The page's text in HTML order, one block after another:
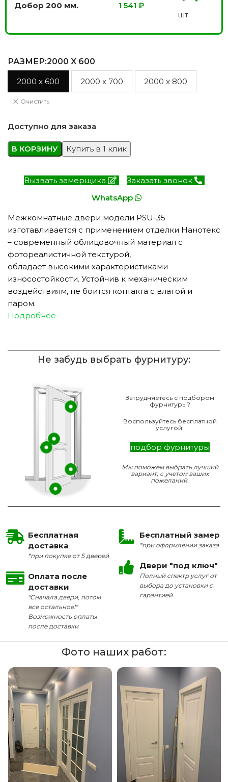
Добор 200 мм. 1 541 ₽
шт.
РАЗМЕР:2000 X 600
2000 x 600 2000 x 700 2000 x 800
Очистить
Доступно для заказа
В КОРЗИНУ Купить в 1 клик
Вызвать замерщика
Заказать звонок
WhatsApp
Межкомнатные двери модели PSU-35
изготавливается с применением отделки Нанотекс
– современный облицовочный материал с
фотореалистичной текстурой,
обладает высокими характеристиками
износостойкости. Устойчив к механическим
воздействиям, не боится контакта с влагой и
паром.
Подробнее
Не забудь выбрать фурнитуру:
Затрудняетесь с подбором
фурнитуры?
Воспользуйтесь бесплатной
услугой:
подбор фурнитуры
Мы поможем выбрать лучший
вариант, с учетом ваших
пожеланий.
Бесплатная
доставка
*при покупке от 5 дверей
Оплата после
доставки
"Сначала двери, потом
все остальное!"
Возможность оплаты
после доставки
Бесплатный замер
*при оформлении заказа
Двери "под ключ"
Полный спектр услуг от
выбора до установки с
гарантией
Фото наших работ: